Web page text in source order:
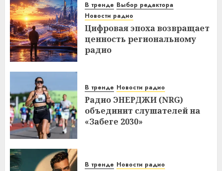
В тренде Выбор редактора
Новости радио
Цифровая эпоха возвращает
ценность региональному
радио
В тренде Новости радио
Радио ЭНЕРДЖИ (NRG)
объединит слушателей на
«Забеге 2030»
В тренде Новости радио